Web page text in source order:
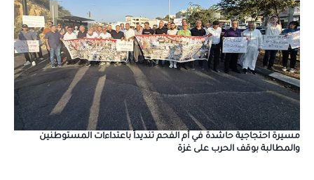
مسيرة احتجاجية حاشدة في أم الفحم تنديداً باعتداءات المستوطنين
والمطالبة بوقف الحرب على غزة